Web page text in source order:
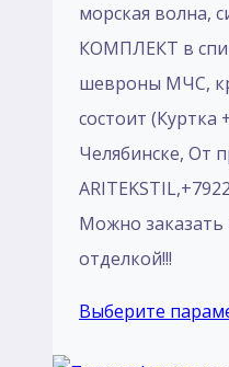
морская волна,
КОМПЛЕКТ в
шевроны МЧС,
состоит
Челябинске, От
Mожно
отделкой!!!
Выберите